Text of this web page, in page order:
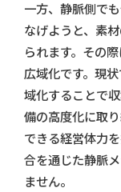
一方、静脈側で
なげようと、素
られます。その
広域化です。現
域化することで
備の高度化に取
できる経営体力
合を通じた静脈
ません。